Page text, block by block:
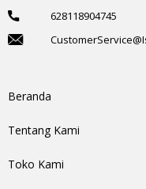
628118904745
Beranda
Tentang Kami
Toko Kami